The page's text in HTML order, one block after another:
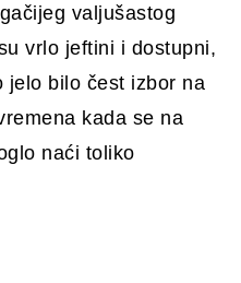
valjušastog
vrlo jeftini i dostupni,
jelo bilo čest izbor na
kada se na
naći toliko